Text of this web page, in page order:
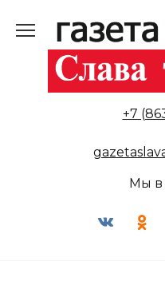
содержанию
+7
Мы в